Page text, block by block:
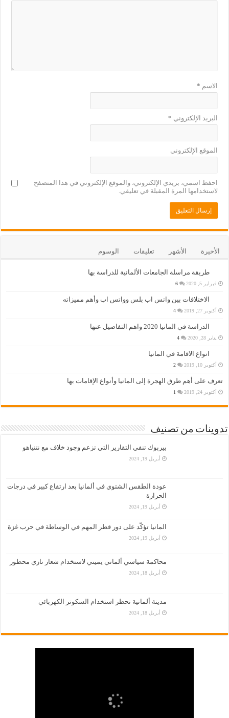
الاسم *
البريد الإلكتروني *
الموقع الإلكتروني
احفظ اسمي، بريدي الإلكتروني، والموقع الإلكتروني في هذا المتصفح
لاستخدامها المرة المقبلة في تعليقي.
الأخيرة الأشهر تعليقات الوسوم
طريقة مراسلة الجامعات الألمانية للدراسة بها
فبراير 5, 2020 6
الاختلافات بين واتس اب بلس وواتس اب وأهم مميزاته
أكتوبر 27, 2019 4
الدراسة في المانيا 2020 واهم التفاصيل عنها
يناير 28, 2020 4
انواع الاقامة في المانيا
أكتوبر 10, 2019 2
تعرف على أهم طرق الهجرة إلى المانيا وأنواع الإقامات بها
أكتوبر 24, 2019 1
تدوينات من تصنيف
بيربوك تنفي التقارير التي تزعم وجود خلاف مع نتنياهو
أبريل 19, 2024
عودة الطقس الشتوي في ألمانيا بعد ارتفاع كبير في درجات
الحرارة
أبريل 19, 2024
المانيا تؤكّد على دور قطر المهم في الوساطة في حرب غزة
أبريل 19, 2024
محاكمة سياسي ألماني يميني لاستخدام شعار نازي محظور
أبريل 18, 2024
مدينة ألمانية تحظر استخدام السكوتر الكهربائي
أبريل 18, 2024